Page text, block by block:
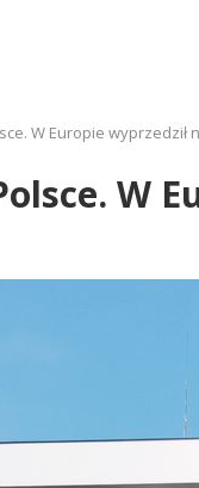
W Europie wyprzedził
W